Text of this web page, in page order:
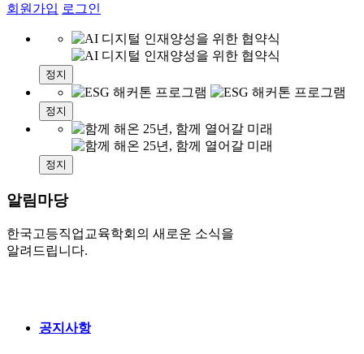
회원가입 로그인
정지
정지
정지
알림마당
한국고등직업교육학회의 새로운 소식을
알려드립니다.
공지사항